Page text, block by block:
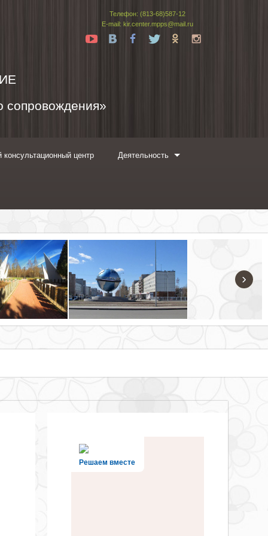
Телефон: (813-68)587-12
E-mail: kir.center.mpps@mail.ru
Yt
Tw
сопровождения»
консультационный центр Деятельность
›
Решаем вместе